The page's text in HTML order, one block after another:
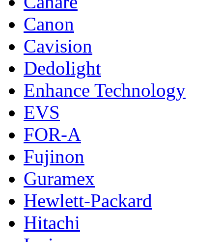
Canon
Cavision
Dedolight
Enhance Technology
EVS
FOR-A
Fujinon
Guramex
Hewlett-Packard
Hitachi